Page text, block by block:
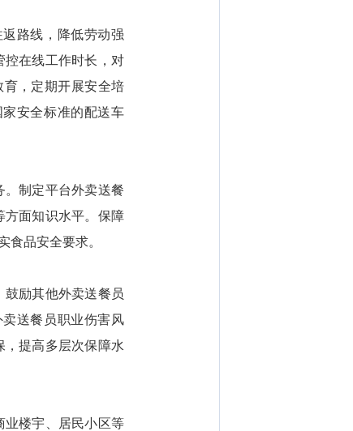
路线，降低劳动强
控在线工作时长，对
，定期开展安全培
安全标准的配送车
制定平台外卖送餐
方面知识水平。保障
食品安全要求。
励其他外卖送餐员
送餐员职业伤害风
，提高多层次保障水
楼宇、居民小区等